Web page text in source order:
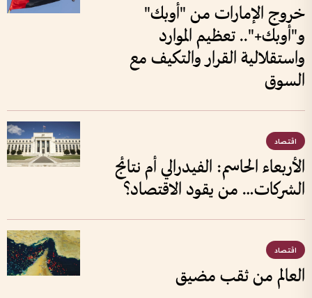
خروج الإمارات من "أوبك"
و"أوبك+".. تعظيم الموارد
واستقلالية القرار والتكيف مع
السوق
اقتصاد
الأربعاء الحاسم: الفيدرالي أم نتائج
الشركات… من يقود الاقتصاد؟
اقتصاد
العالم من ثقب مضيق